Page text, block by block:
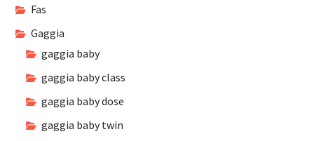
Fas
Gaggia
gaggia baby
gaggia baby class
gaggia baby dose
gaggia baby twin